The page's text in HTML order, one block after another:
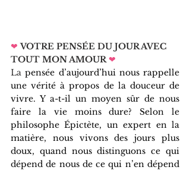
❤ VOTRE PENSÉE DU JOUR AVEC
TOUT MON AMOUR ❤
La pensée d’aujourd’hui nous rappelle
une vérité à propos de la douceur de
vivre. Y a-t-il un moyen sûr de nous
faire la vie moins dure? Selon le
philosophe Épictète, un expert en la
matière, nous vivons des jours plus
doux, quand nous distinguons ce qui
dépend de nous de ce qui n’en dépend